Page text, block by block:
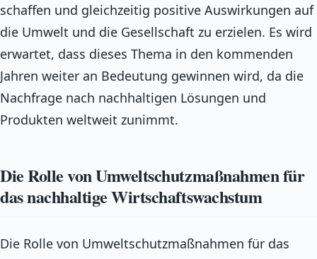
schaffen und gleichzeitig positive Auswirkungen auf
die Umwelt und die Gesellschaft zu erzielen. Es wird
erwartet, dass dieses Thema in den kommenden
Jahren weiter an Bedeutung gewinnen wird, da die
Nachfrage nach nachhaltigen Lösungen und
Produkten weltweit zunimmt.
Die Rolle von Umweltschutzmaßnahmen für
das nachhaltige Wirtschaftswachstum
Die Rolle von Umweltschutzmaßnahmen für das